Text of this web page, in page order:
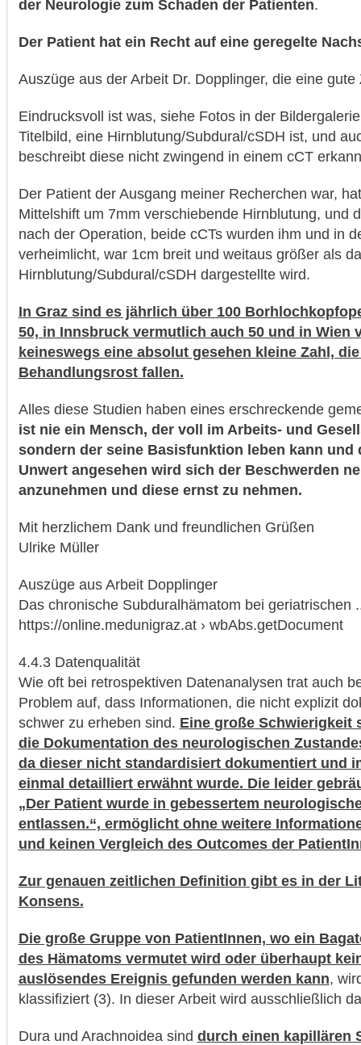
der Neurologie zum Schaden der Patienten.
Der Patient hat ein Recht auf eine geregelte
Auszüge aus der Arbeit Dr. Dopplinger, die eine
Eindrucksvoll ist was, siehe Fotos in der
Titelbild, eine Hirnblutung/Subdural/cSDH ist, und
beschreibt diese nicht zwingend in einem cCT
Der Patient der Ausgang meiner Recherchen war,
Mittelshift um 7mm verschiebende Hirnblutung, und
nach der Operation, beide cCTs wurden ihm und in
verheimlicht, war 1cm breit und weitaus größer als
Hirnblutung/Subdural/cSDH dargestellte wird.
In Graz sind es jährlich über 100
50, in Innsbruck vermutlich auch 50 und in Wien
keineswegs eine absolut gesehen kleine Zahl,
Behandlungsrost fallen.
Alles diese Studien haben eines erschreckende
ist nie ein Mensch, der voll im Arbeits- und
sondern der seine Basisfunktion leben kann und
Unwert angesehen wird sich der Beschwerden
anzunehmen und diese ernst zu nehmen.
Mit herzlichem Dank und freundlichen Grüßen
Ulrike Müller
Auszüge aus Arbeit Dopplinger
Das chronische Subduralhämatom bei geriatrischen
https://online.medunigraz.at › wbAbs.getDocument
4.4.3 Datenqualität
Wie oft bei retrospektiven Datenanalysen trat auch
Problem auf, dass Informationen, die nicht explizit
schwer zu erheben sind. Eine große Schwierigkeit
die Dokumentation des neurologischen
da dieser nicht standardisiert dokumentiert und
einmal detailliert erwähnt wurde. Die leider
„Der Patient wurde in gebessertem
entlassen.“, ermöglicht ohne weitere
und keinen Vergleich des Outcomes der
Zur genauen zeitlichen Definition gibt es in der
Konsens.
Die große Gruppe von PatientInnen, wo ein
des Hämatoms vermutet wird oder überhaupt
auslösendes Ereignis gefunden werden kann,
klassifiziert (3). In dieser Arbeit wird ausschließlich
Dura und Arachnoidea sind durch einen kapillären